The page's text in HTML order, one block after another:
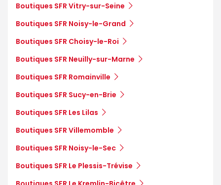
Boutiques SFR Vitry-sur-Seine
Boutiques SFR Noisy-le-Grand
Boutiques SFR Choisy-le-Roi
Boutiques SFR Neuilly-sur-Marne
Boutiques SFR Romainville
Boutiques SFR Sucy-en-Brie
Boutiques SFR Les Lilas
Boutiques SFR Villemomble
Boutiques SFR Noisy-le-Sec
Boutiques SFR Le Plessis-Trévise